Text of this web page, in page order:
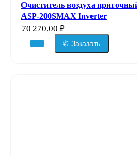
Очиститель воздуха
ASP-200SMAX Inverter
70 270,00 ₽
✆ Заказать